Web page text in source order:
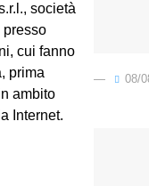
società
presso
cui fanno
prima
ambito
Internet.
08/